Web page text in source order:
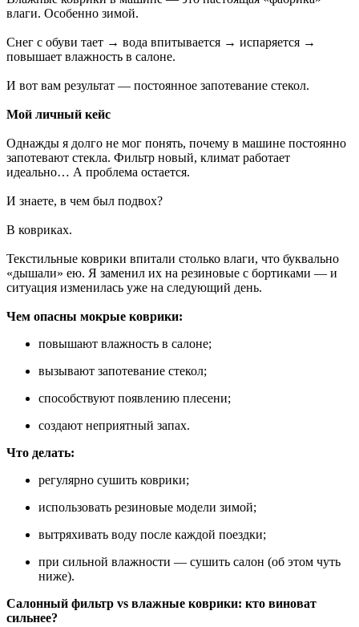
влаги. Особенно зимой.
Снег с обуви тает → вода впитывается → испаряется →
повышает влажность в салоне.
И вот вам результат — постоянное запотевание стекол.
Мой личный кейс
Однажды я долго не мог понять, почему в машине постоянно
запотевают стекла. Фильтр новый, климат работает
идеально… А проблема остается.
И знаете, в чем был подвох?
В ковриках.
Текстильные коврики впитали столько влаги, что буквально
«дышали» ею. Я заменил их на резиновые с бортиками — и
ситуация изменилась уже на следующий день.
Чем опасны мокрые коврики:
повышают влажность в салоне;
вызывают запотевание стекол;
способствуют появлению плесени;
создают неприятный запах.
Что делать:
регулярно сушить коврики;
использовать резиновые модели зимой;
вытряхивать воду после каждой поездки;
при сильной влажности — сушить салон (об этом чуть
ниже).
Салонный фильтр vs влажные коврики: кто виноват
сильнее?